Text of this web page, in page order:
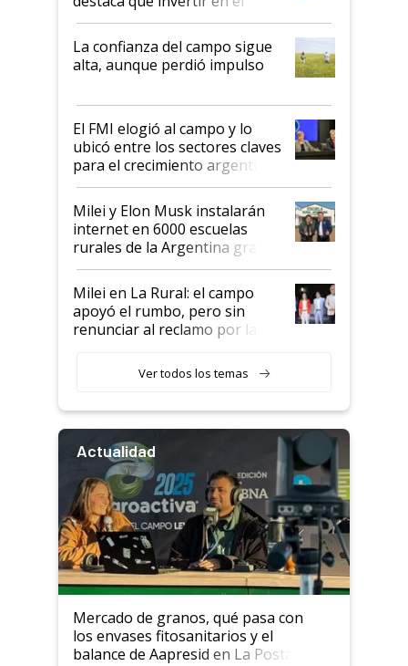
kirchnerismo era como "darle
plata a un hijo para droga":
Juan Félix Rossetti, el libertario
que de una dura crisis salió
de Milei
La confianza del campo sigue
alta, aunque perdió impulso
El FMI elogió al campo y lo
ubicó entre los sectores claves
para el crecimiento argentino
Milei y Elon Musk instalarán
internet en 6000 escuelas
rurales de la Argentina gracias
a un acuerdo con Starlink
Milei en La Rural: el campo
apoyó el rumbo, pero sin
renunciar al reclamo por las
Ver todos los temas
Actualidad
Mercado de granos, qué pasa con
los envases fitosanitarios y el
balance de Aapresid en La Posta